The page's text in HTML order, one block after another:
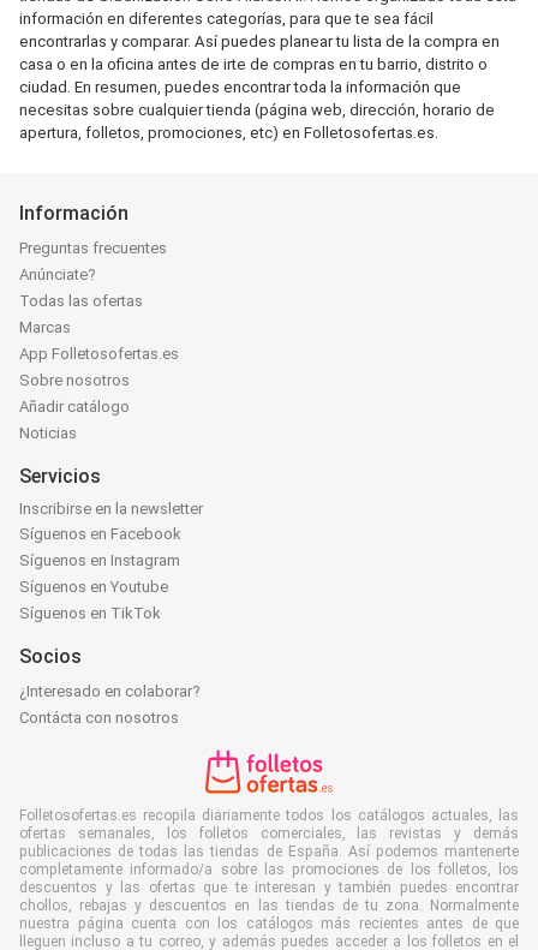
información en diferentes categorías, para que te sea fácil
encontrarlas y comparar. Así puedes planear tu lista de la compra en
casa o en la oficina antes de irte de compras en tu barrio, distrito o
ciudad. En resumen, puedes encontrar toda la información que
necesitas sobre cualquier tienda (página web, dirección, horario de
apertura, folletos, promociones, etc) en Folletosofertas.es.
Información
Preguntas frecuentes
Anúnciate?
Todas las ofertas
Marcas
App Folletosofertas.es
Sobre nosotros
Añadir catálogo
Noticias
Servicios
Inscribirse en la newsletter
Síguenos en Facebook
Síguenos en Instagram
Síguenos en Youtube
Síguenos en TikTok
Socios
¿Interesado en colaborar?
Contácta con nosotros
Folletosofertas.es recopila diariamente todos los catálogos actuales, las
ofertas semanales, los folletos comerciales, las revistas y demás
publicaciones de todas las tiendas de España. Así podemos mantenerte
completamente informado/a sobre las promociones de los folletos, los
descuentos y las ofertas que te interesan y también puedes encontrar
chollos, rebajas y descuentos en las tiendas de tu zona. Normalmente
nuestra página cuenta con los catálogos más recientes antes de que
lleguen incluso a tu correo, y además puedes acceder a los folletos en el